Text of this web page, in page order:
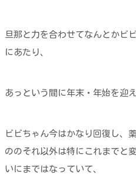
旦那と力を合わせてなんとかビ
にあたり、
あっという間に年末・年始を迎
ビビちゃん今はかなり回復し、
ののそれ以外は特にこれまでと
いにまではなっていて、